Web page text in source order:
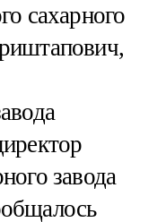
сахарного
завода